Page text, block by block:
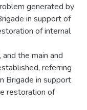
generated by
in support of
of internal
the main and
referring
Brigade in support
restoration of